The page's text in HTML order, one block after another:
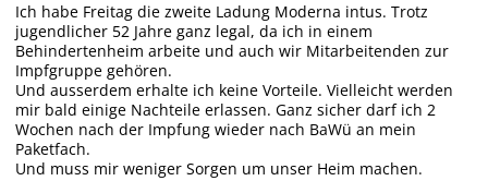
Ich habe Freitag die zweite Ladung Moderna intus. Trotz
jugendlicher 52 Jahre ganz legal, da ich in einem
Behindertenheim arbeite und auch wir Mitarbeitenden zur
Impfgruppe gehören.
Und ausserdem erhalte ich keine Vorteile. Vielleicht werden
mir bald einige Nachteile erlassen. Ganz sicher darf ich 2
Wochen nach der Impfung wieder nach BaWü an mein
Paketfach.
Und muss mir weniger Sorgen um unser Heim machen.